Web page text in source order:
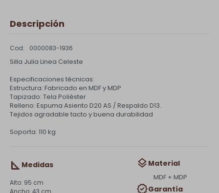
Descripción
0000083-1936
Silla Julia Linea Celeste
Especificaciones técnicas:
Estructura: Fabricado en MDF y MDP
Tapizado: Tela Poliéster
Relleno: Espuma Asiento D20 AS / Respaldo D13.
Tejidos agradable tacto y buena durabilidad
Soporta: 110 kg
Medidas
95 cm
43 cm
Material
MDF + MDP
Garantía